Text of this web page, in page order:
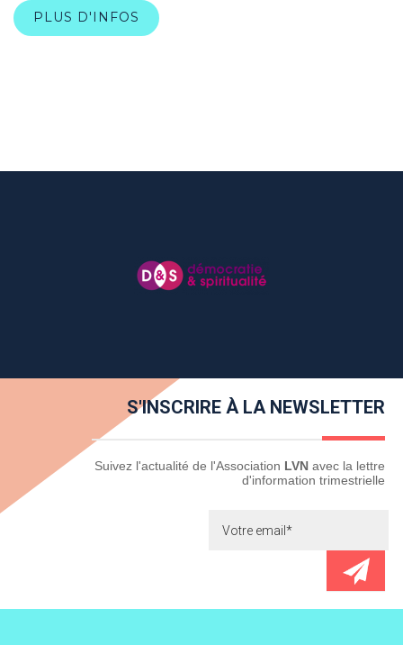
PLUS D'INFOS
S'INSCRIRE À LA NEWSLETTER
Newsletter Suivez l'actualité de l'Association LVN avec la lettre
d'information trimestrielle